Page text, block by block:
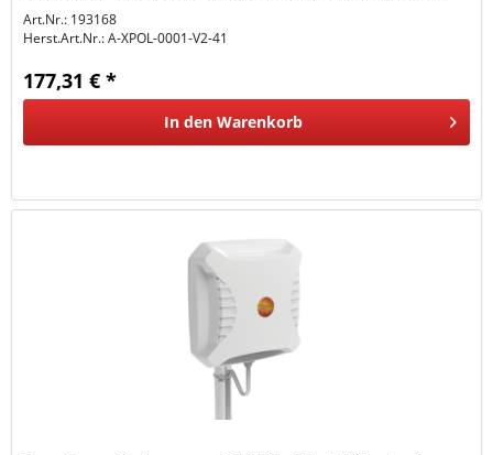
Art.Nr.: 193168
Herst.Art.Nr.:A-XPOL-0001-V2-41
177,31 € *
In den Warenkorb